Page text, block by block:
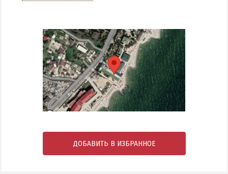
ДОБАВИТЬ В ИЗБРАННОЕ